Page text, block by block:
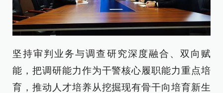
坚持审判业务与调查研究深度融合、双向赋
能，把调研能力作为干警核心履职能力重点培
育，推动人才培养从挖掘现有骨干向培育新生